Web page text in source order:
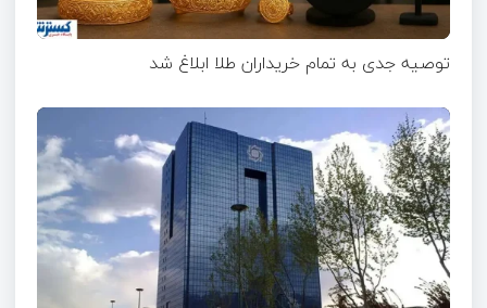
توصیه جدی به تمام خریداران طلا ابلاغ شد